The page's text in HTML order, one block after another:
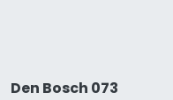
Den Bosch 073